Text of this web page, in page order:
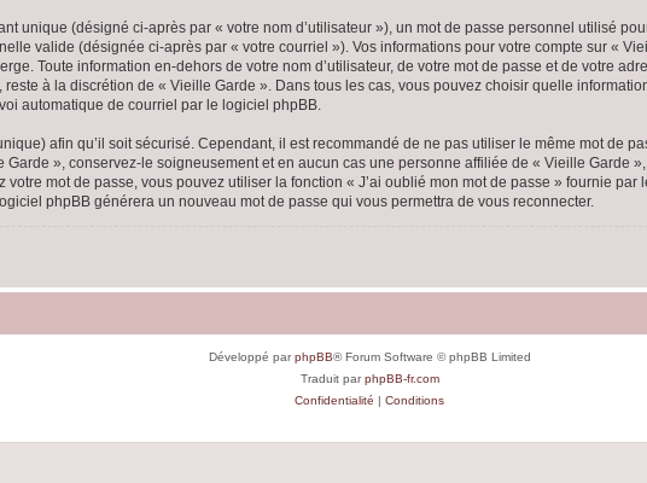
unique (désigné ci-après par « votre nom d’utilisateur »), un mot de passe personnel utilisé
valide (désignée ci-après par « votre courriel »). Vos informations pour votre compte sur «
Toute information en-dehors de votre nom d’utilisateur, de votre mot de passe et de votre
reste à la discrétion de « Vieille Garde ». Dans tous les cas, vous pouvez choisir quelle
automatique de courriel par le logiciel phpBB.
afin qu’il soit sécurisé. Cependant, il est recommandé de ne pas utiliser le même mot de
Garde », conservez-le soigneusement et en aucun cas une personne affiliée de « Vieille Garde
votre mot de passe, vous pouvez utiliser la fonction « J’ai oublié mon mot de passe » fournie
phpBB générera un nouveau mot de passe qui vous permettra de vous reconnecter.
Développé parphpBB® Forum Software © phpBB Limited
Traduit parphpBB-fr.com
Confidentialité | Conditions